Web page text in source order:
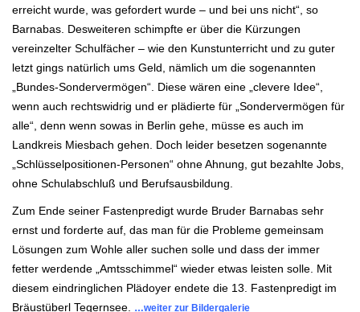
erreicht wurde, was gefordert wurde – und bei uns nicht“, so
Barnabas. Desweiteren schimpfte er über die Kürzungen
vereinzelter Schulfächer – wie den Kunstunterricht und zu guter
letzt gings natürlich ums Geld, nämlich um die sogenannten
„Bundes-Sondervermögen“. Diese wären eine „clevere Idee“,
wenn auch rechtswidrig und er plädierte für „ Sondervermögen für
alle“, denn wenn sowas in Berlin gehe, müsse es auch im
Landkreis Miesbach gehen. Doch leider besetzen sogenannte
Schlüsselpositionen-Personen“ ohne Ahnung, gut bezahlte Jobs,
ohne Schulabschluß und Berufsausbildung.
Zum Ende seiner Fastenpredigt wurde Bruder Barnabas sehr
ernst und forderte auf, das man für die Probleme gemeinsam
Lösungen zum Wohle aller suchen solle und dass der immer
fetter werdende „Amtsschimmel“ wieder etwas leisten solle. Mit
diesem eindringlichen Plädoyer endete die 13. Fastenpredigt im
Bräustüberl Tegernsee.
…weiter zur Bildergalerie